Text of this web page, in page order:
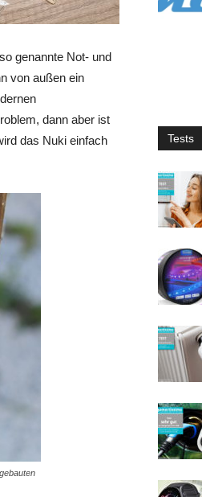
genannte Not- und
von außen ein
dann aber ist
das Nuki einfach
Tests